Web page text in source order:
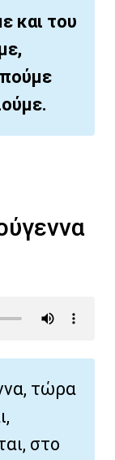
και του
τώρα
στο